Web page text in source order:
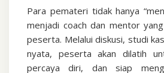
Para pemateri tidak hanya
menjadi coach dan mentor
peserta. Melalui diskusi, studi
nyata, peserta akan dilatih
percaya diri, dan siap